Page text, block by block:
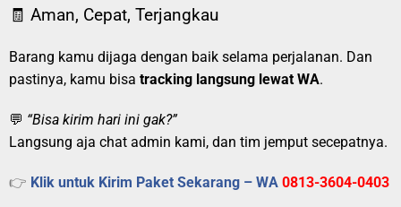
🧾 Aman, Cepat, Terjangkau
Barang kamu dijaga dengan baik selama perjalanan. Dan
pastinya, kamu bisa tracking langsung lewat WA.
💬 “Bisa kirim hari ini gak?”
Langsung aja chat admin kami, dan tim jemput secepatnya.
👉 Klik untuk Kirim Paket Sekarang – WA 0813-3604-0403